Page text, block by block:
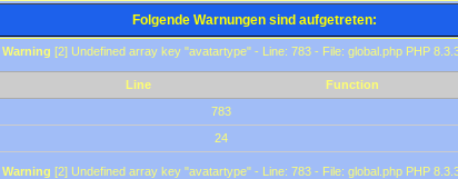
Folgende Warnungen sind aufgetreten:
Warning [2] Undefined array key "avatartype" - Line: 783 - File: global.php PHP
Line
Function
783
24
Warning [2] Undefined array key "avatartype" - Line: 783 - File: global.php PHP